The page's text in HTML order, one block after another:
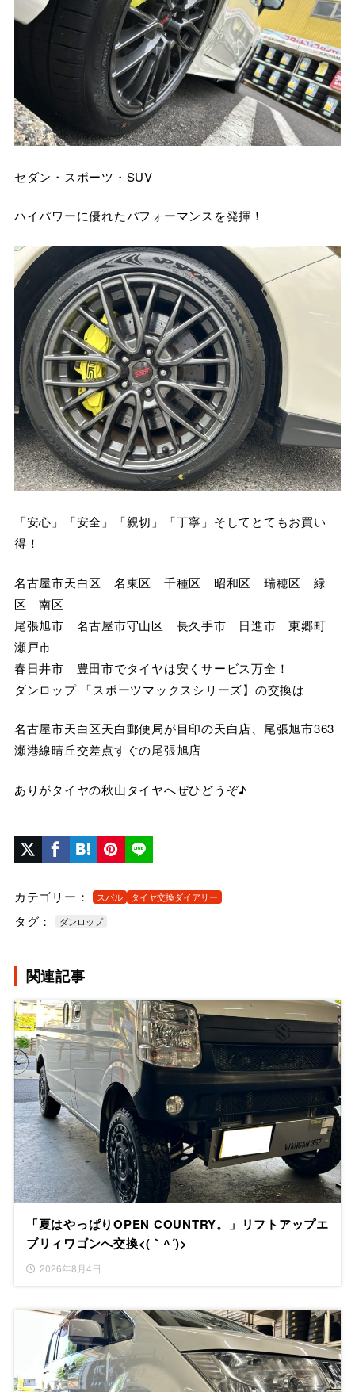
セダン・スポーツ・SUV
ハイパワーに優れたパフォーマンスを発揮！
「安心」「安全」「親切」「丁寧」そしてとてもお買い
得！
名古屋市天白区 名東区 千種区 昭和区 瑞穂区 緑
区 南区
尾張旭市 名古屋市守山区 長久手市 日進市 東郷町
瀬戸市
春日井市 豊田市でタイヤは安くサービス万全！
ダンロップ 「スポーツマックスシリーズ】の交換は
名古屋市天白区天白郵便局が目印の天白店、尾張旭市363
瀬港線晴丘交差点すぐの尾張旭店
ありがタイヤの秋山タイヤへぜひどうぞ♪
カテゴリー： スバル タイヤ交換ダイアリー
タグ： ダンロップ
関連記事
「夏はやっぱりOPEN COUNTRY。」リフトアップエ
ブリィワゴンへ交換<(｀^´)>
2026年8月4日